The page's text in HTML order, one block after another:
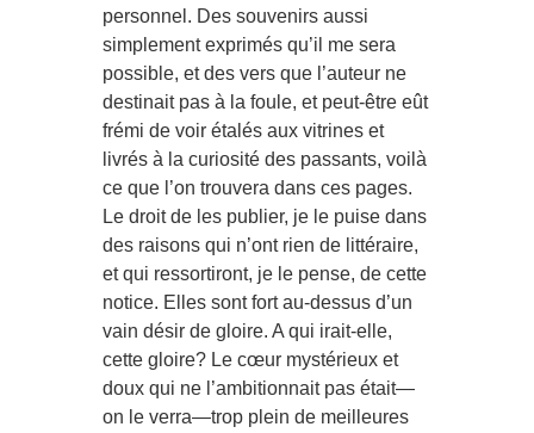
personnel. Des souvenirs aussi
simplement exprimés qu’il me sera
possible, et des vers que l’auteur ne
destinait pas à la foule, et peut-être eût
frémi de voir étalés aux vitrines et
livrés à la curiosité des passants, voilà
ce que l’on trouvera dans ces pages.
Le droit de les publier, je le puise dans
des raisons qui n’ont rien de littéraire,
et qui ressortiront, je le pense, de cette
notice. Elles sont fort au-dessus d’un
vain désir de gloire. A qui irait-elle,
cette gloire? Le cœur mystérieux et
doux qui ne l’ambitionnait pas était—
on le verra—trop plein de meilleures